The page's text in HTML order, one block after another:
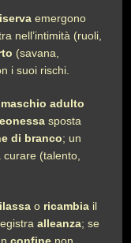
emergono
nell’intimità (ruoli,
(savana,
i suoi rischi.
maschio adulto
sposta
di branco; un
curare (talento,
o ricambia il
alleanza; se